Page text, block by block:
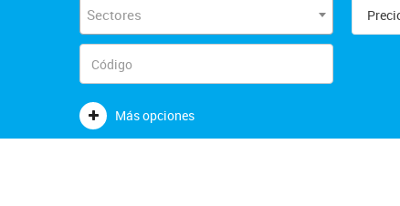
Sectores
Más opciones